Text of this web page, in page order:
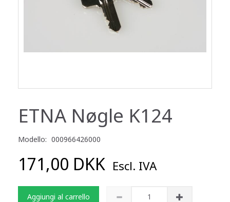
ETNA Nøgle K124
Modello: 000966426000
171,00 DKK Escl. IVA
Aggiungi al carrello